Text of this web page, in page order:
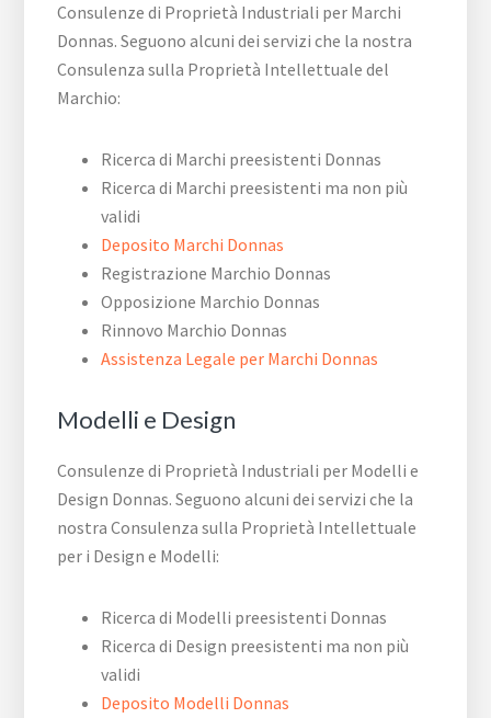
Consulenze di Proprietà Industriali per Marchi
Donnas. Seguono alcuni dei servizi che la nostra
Consulenza sulla Proprietà Intellettuale del
Marchio:
Ricerca di Marchi preesistenti Donnas
Ricerca di Marchi preesistenti ma non più
validi
Deposito Marchi Donnas
Registrazione Marchio Donnas
Opposizione Marchio Donnas
Rinnovo Marchio Donnas
Assistenza Legale per Marchi Donnas
Modelli e Design
Consulenze di Proprietà Industriali per Modelli e
Design Donnas. Seguono alcuni dei servizi che la
nostra Consulenza sulla Proprietà Intellettuale
per i Design e Modelli:
Ricerca di Modelli preesistenti Donnas
Ricerca di Design preesistenti ma non più
validi
Deposito Modelli Donnas